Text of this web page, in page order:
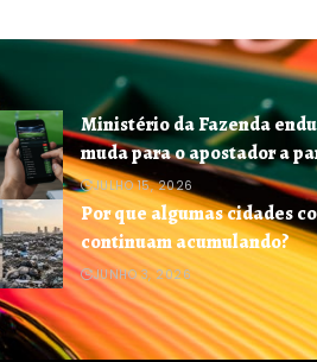
Ministério da Fazenda
muda para o apostador a
JULHO 15, 2026
Por que algumas cidades
continuam acumulando?
JUNHO 3, 2026